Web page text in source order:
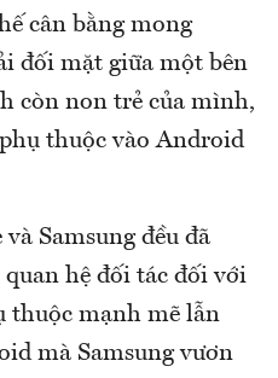
cân bằng mong
đối mặt giữa một bên
còn non trẻ của mình,
thuộc vào Android
Samsung đều đã
hệ đối tác đối với
thuộc mạnh mẽ lẫn
mà Samsung vươn